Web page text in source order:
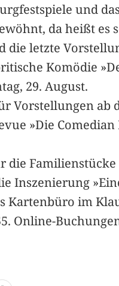
und
da heißt
letzte
Komödie
29. August.
Vorstellungen ab
»Die
Inszenierung
im
Online-